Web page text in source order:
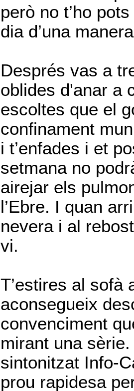
però no t’ho
dia d’una
Després vas a
oblides d'anar a
escoltes que el
confinament
i t’enfades i et
setmana no
airejar els
l’Ebre. I quan
nevera i al
vi.
T’estires al sofà
aconsegueix
convenciment
mirant una
sintonitzat Info-
prou rapidesa